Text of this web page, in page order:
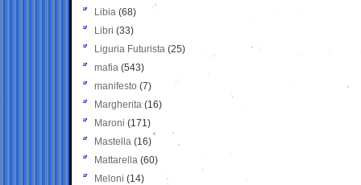
Libia (68)
Libri (33)
Liguria Futurista (25)
mafia (543)
manifesto (7)
Margherita (16)
Maroni (171)
Mastella (16)
Mattarella (60)
Meloni (14)